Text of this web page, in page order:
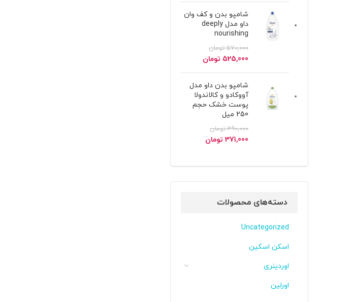
580,000 تومان
بود.
است.
شامپو بدن و کف وان
داو مدل deeply
nourishing
570,000 تومان
قیمت
570,000 تومان
بود.
525,000 تومان
است.
شامپو بدن داو مدل
آووکادو و کالاندولا
پوست خشک حجم
250 میل
390,000 تومان
قیمت
371,000 تومان
دسته‌های محصولات
Uncategorized
اسکن اسکین
اوردینری
اورلین